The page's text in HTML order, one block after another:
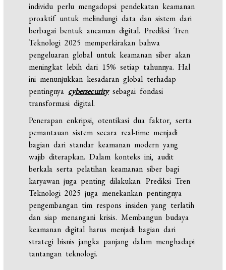
individu perlu mengadopsi pendekatan keamanan
proaktif untuk melindungi data dan sistem dari
berbagai bentuk ancaman digital. Prediksi Tren
Teknologi 2025 memperkirakan bahwa
pengeluaran global untuk keamanan siber akan
meningkat lebih dari 15% setiap tahunnya. Hal
ini menunjukkan kesadaran global terhadap
pentingnya cybersecurity sebagai fondasi
transformasi digital.
Penerapan enkripsi, otentikasi dua faktor, serta
pemantauan sistem secara real-time menjadi
bagian dari standar keamanan modern yang
wajib diterapkan. Dalam konteks ini, audit
berkala serta pelatihan keamanan siber bagi
karyawan juga penting dilakukan. Prediksi Tren
Teknologi 2025 juga menekankan pentingnya
pengembangan tim respons insiden yang terlatih
dan siap menangani krisis. Membangun budaya
keamanan digital harus menjadi bagian dari
strategi bisnis jangka panjang dalam menghadapi
tantangan teknologi.